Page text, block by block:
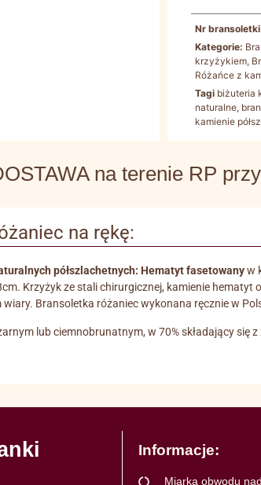
Nr
Kategorie:
krzyżykiem,
Różańce z
Tagi biżuteria
naturalne,
kamienie
na terenie RP
na rękę:
ych półszlachetnych: Hematyt fasetowanyw
Krzyżyk ze stali chirurgicznej, kamienie
Bransoletka różaniec wykonana ręcznie w
lub ciemnobrunatnym, w 70% składający
Informacje:
Miarka obwodu